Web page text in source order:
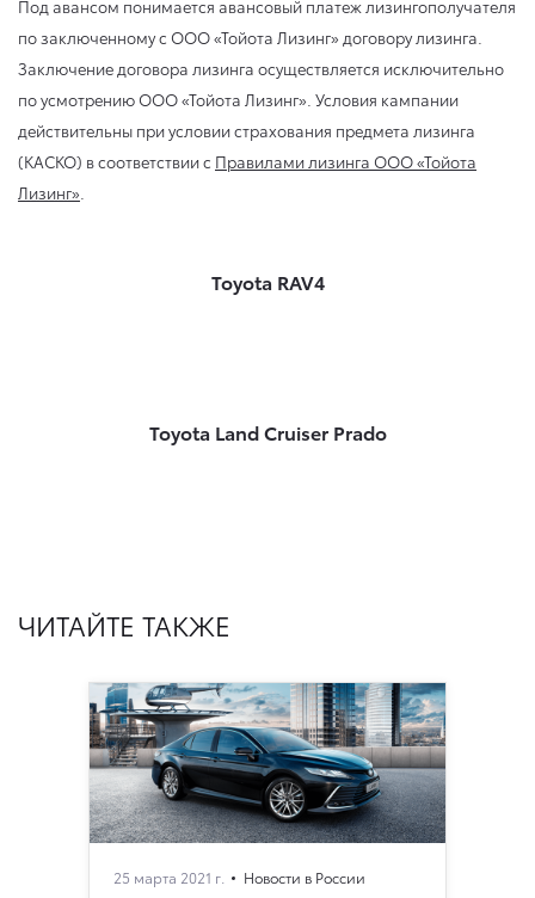
Под авансом понимается авансовый платеж лизингополучателя
по заключенному с ООО «Тойота Лизинг» договору лизинга.
Заключение договора лизинга осуществляется исключительно
по усмотрению ООО «Тойота Лизинг». Условия кампании
действительны при условии страхования предмета лизинга
(КАСКО) в соответствии с Правилами лизинга ООО «Тойота
Лизинг»
Toyota RAV4
Toyota Land Cruiser Prado
ЧИТАЙТЕ ТАКЖЕ
25 марта 2021 г. Новости в России